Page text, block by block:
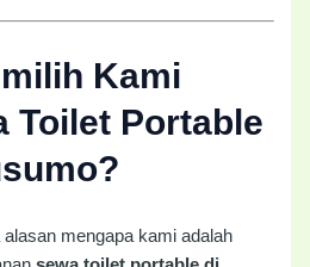
Kami
Toilet Portable
mengapa kami adalah